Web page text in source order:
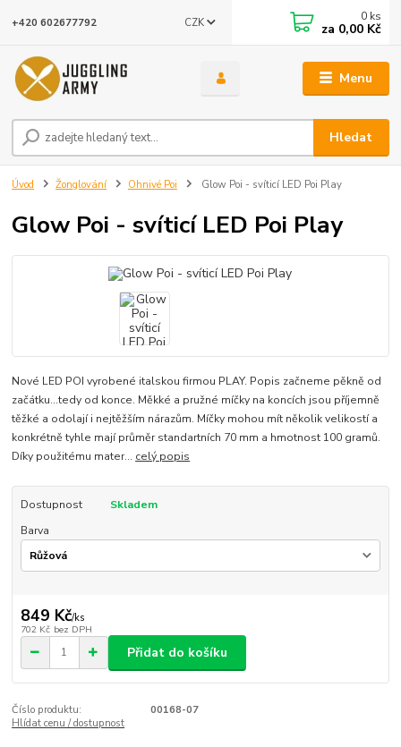
Menu
CZK
Hledat
+420 602677792 0 ks
za 0,00 Kč
Úvod Žonglování Ohnivé Poi Glow Poi - svíticí LED Poi Play
Glow Poi - svíticí LED Poi Play
Nové LED POI vyrobené italskou firmou PLAY. Popis začneme pěkně od
začátku...tedy od konce. Měkké a pružné míčky na koncích jsou příjemně
těžké a odolají i nejtěžším nárazům. Míčky mohou mít několik velikostí a
konkrétně tyhle mají průměr standartních 70 mm a hmotnost 100 gramů.
Díky použitému mater... celý popis
Dostupnost
Skladem
Barva
849 Kč/ks
702 Kč bez DPH
Přidat do košíku
Číslo produktu:
00168-07
Hlídat cenu / dostupnost